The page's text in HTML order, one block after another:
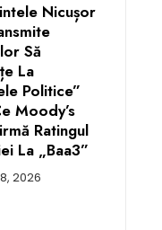
Nicușor
Să
La
Politice”
Moody’s
Ratingul
La „Baa3”
2026